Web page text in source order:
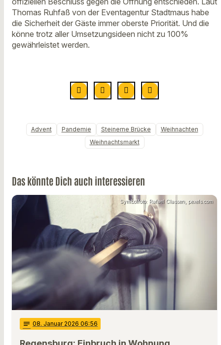
Thomas Ruhfaß von der Eventagentur Stadtmaus habe
die Sicherheit der Gäste immer oberste Priorität. Und die
könne trotz aller Umsetzungsideen nicht zu 100%
gewährleistet werden.
Advent Pandemie Steinerne Brücke
Weihnachten
Weihnachtsmarkt
Das könnte Dich auch interessieren
Symbolfoto: Rafael Classen, pexels.com
notes 08. Januar 2026 06:56